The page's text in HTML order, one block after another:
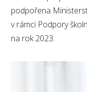
podpořena
v rámci Podpory
na rok 2023.